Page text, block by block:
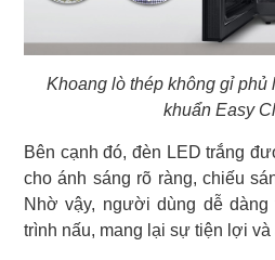
Khoang lò thép không gỉ
khuẩn Easy
Bên cạnh đó, đèn LED trắng
cho ánh sáng rõ ràng, chiếu
Nhờ vậy, người dùng dễ dàng
trình nấu, mang lại sự tiện lợi